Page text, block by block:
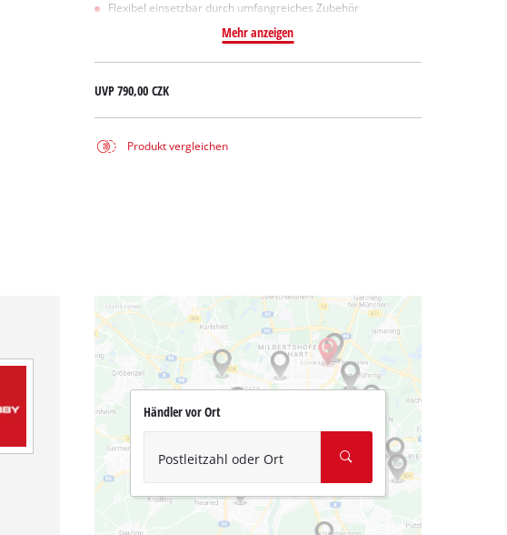
Flexibel einsetzbar durch umfangreiches Zubehör
Mehr anzeigen
UVP790,00 CZK
Produkt vergleichen
Händler vor Ort
Postleitzahl oder Ort